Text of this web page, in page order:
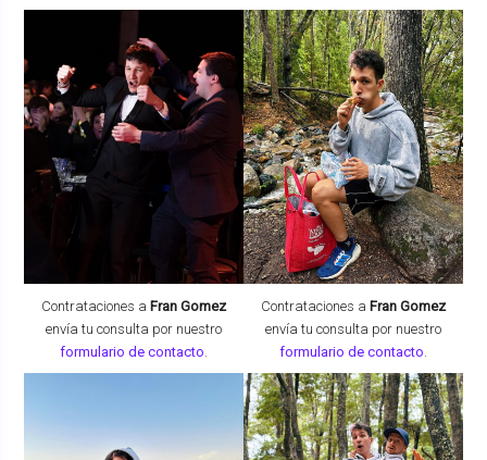
Contrataciones a Fran Gomez
envía tu consulta por nuestro
formulario de contacto.
Contrataciones a Fran Gomez
envía tu consulta por nuestro
formulario de contacto.